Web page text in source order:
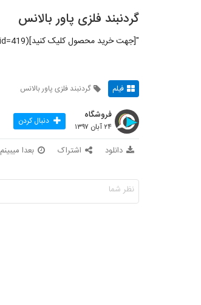
گردنبند فلزی پاور بالانس
"[جهت خرید محصول کلیک کنید](http://114e.ir/product.php?id=419)"
فیلم گردنبند فلزی پاور بالانس
فروشگاه
۲۴ آبان ۱۳۹۷ دنبال کردن
دانلود اشتراک بعدا میبینم